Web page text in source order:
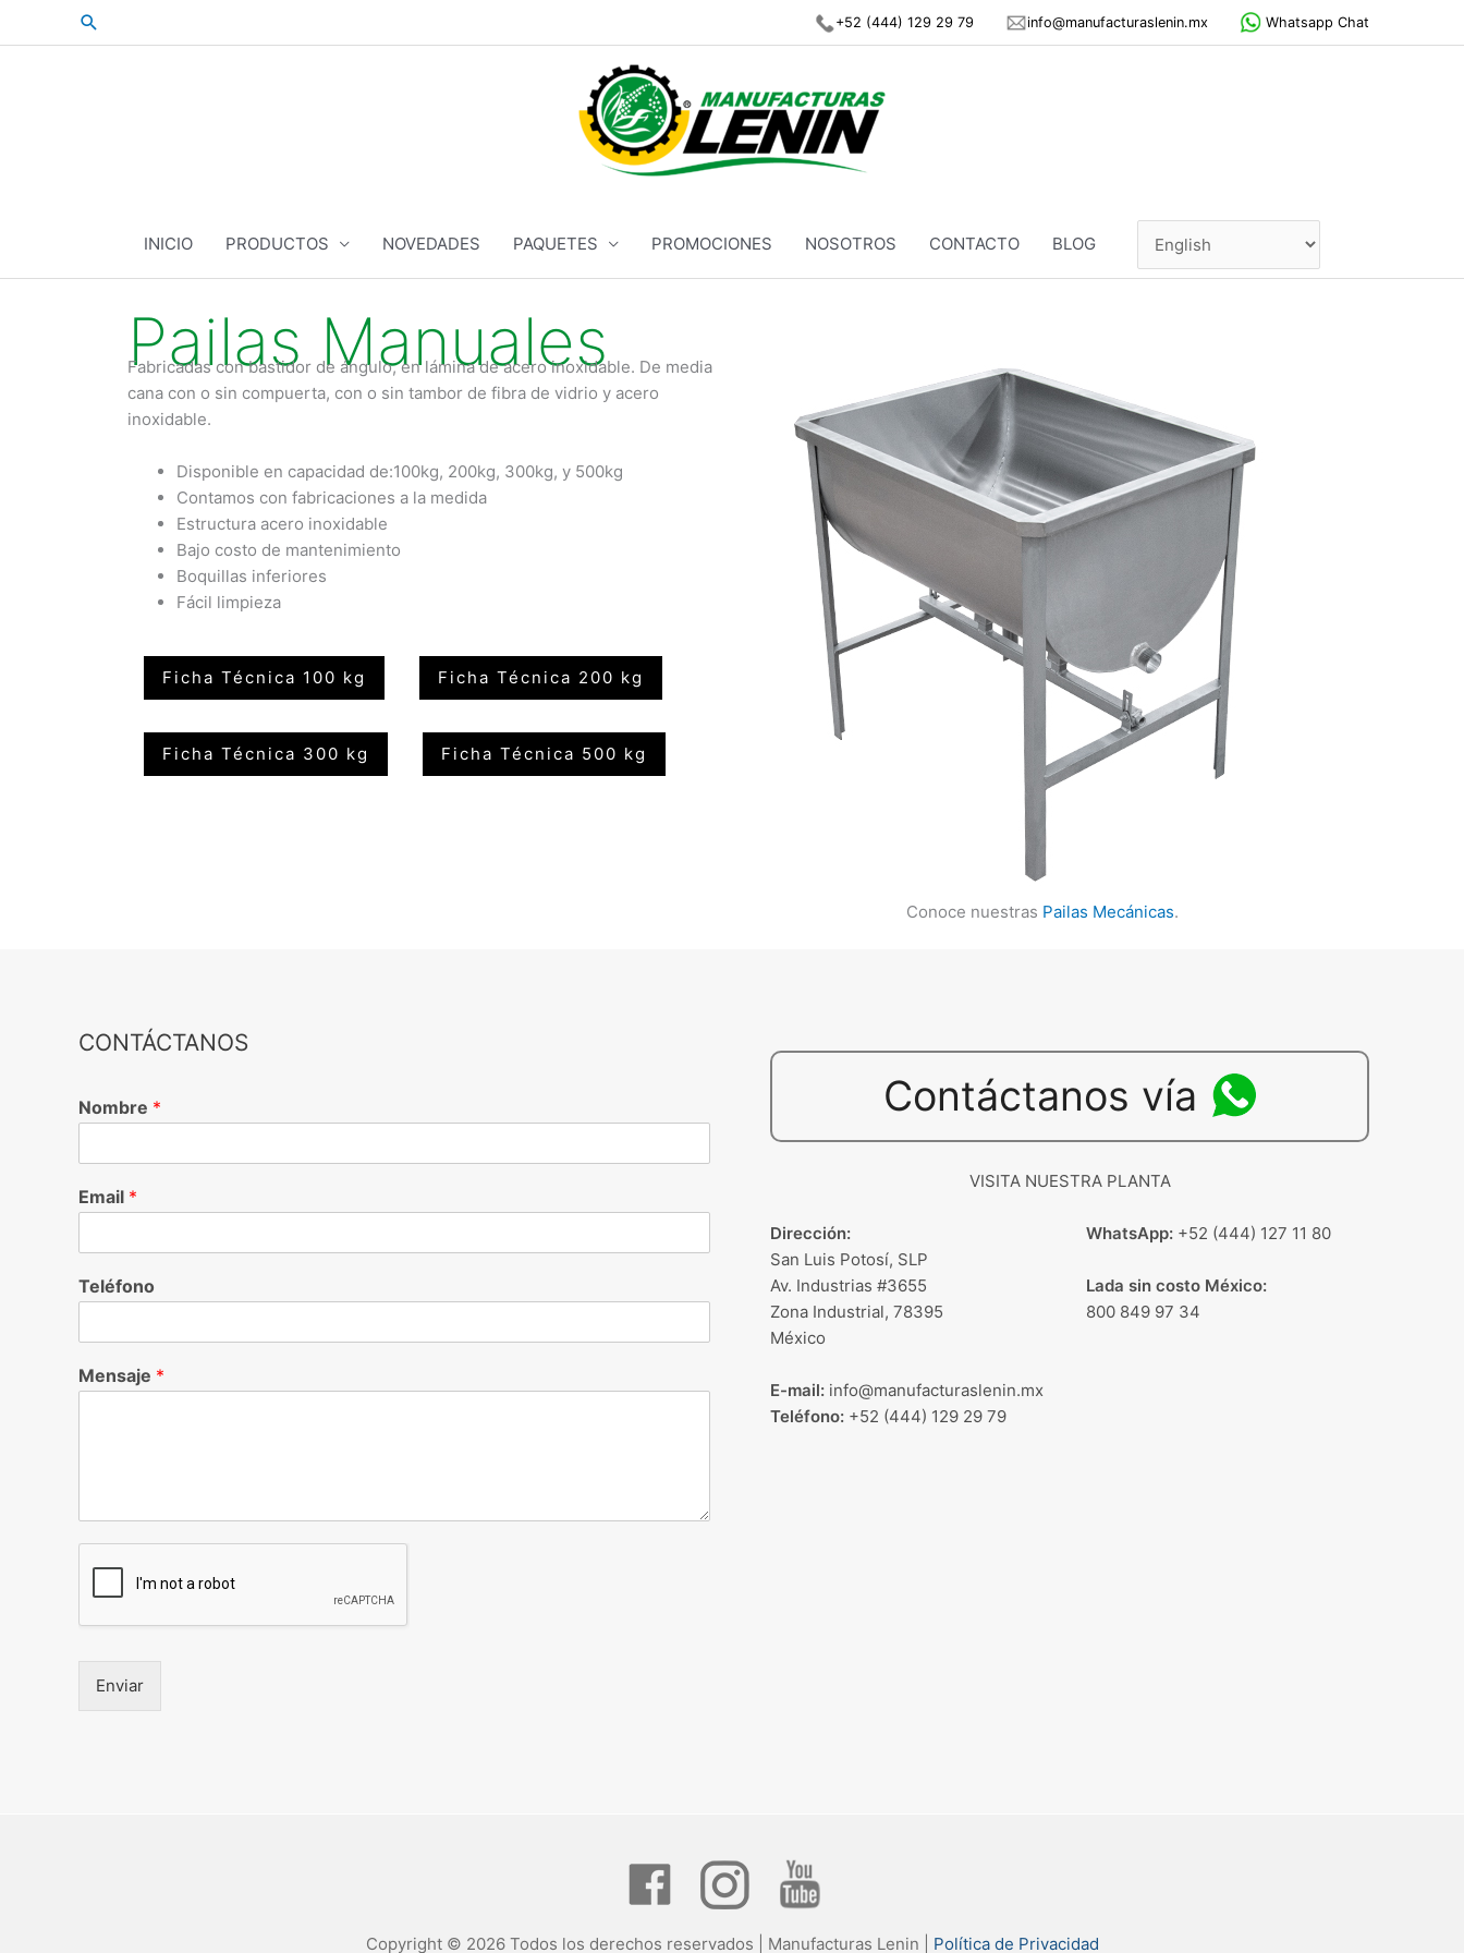
Search +52 (444) 129 29 79 info@manufacturaslenin.mx Whatsapp Chat
INICIO PRODUCTOS NOVEDADES PAQUETES PROMOCIONES NOSOTROS CONTACTO BLOG
Pailas Manuales
Fabricadas con bastidor de ángulo, en lámina de acero inoxidable. De media
cana con o sin compuerta, con o sin tambor de fibra de vidrio y acero
inoxidable.
Disponible en capacidad de:100kg, 200kg, 300kg, y 500kg
Contamos con fabricaciones a la medida
Estructura acero inoxidable
Bajo costo de mantenimiento
Boquillas inferiores
Fácil limpieza
Ficha Técnica 100 kg Ficha Técnica 200 kg
Ficha Técnica 300 kg Ficha Técnica 500 kg
Conoce nuestras Pailas Mecánicas.
CONTÁCTANOS
Nombre *
Email *
Teléfono
Mensaje *
Enviar
Contáctanos vía
VISITA NUESTRA PLANTA
Dirección:
San Luis Potosí, SLP
Av. Industrias #3655
Zona Industrial, 78395
México
E-mail: info@manufacturaslenin.mx
Teléfono: +52 (444) 129 29 79
WhatsApp: +52 (444) 127 11 80
Lada sin costo México:
800 849 97 34
Copyright © 2026 Todos los derechos reservados | Manufacturas Lenin | Política de Privacidad